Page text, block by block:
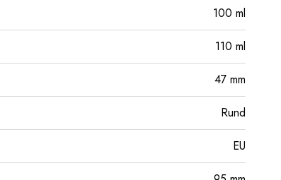
100 ml
110 ml
47 mm
Rund
EU